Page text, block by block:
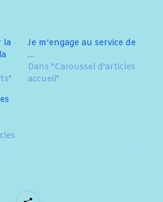
la
Je m’engage au service de
…
Dans "Caroussel d'articles
accueil"